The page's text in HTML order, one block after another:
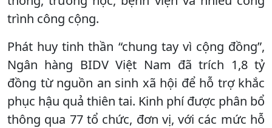
trình công cộng.
Phát huy tinh thần “chung tay vì cộng đồng”,
Ngân hàng BIDV Việt Nam đã trích 1,8 tỷ
đồng từ nguồn an sinh xã hội để hỗ trợ khắc
phục hậu quả thiên tai. Kinh phí được phân bổ
thông qua 77 tổ chức, đơn vị, với các mức hỗ